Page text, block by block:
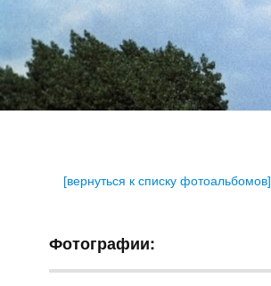
[вернуться к списку фотоальбомов]
Фотографии: